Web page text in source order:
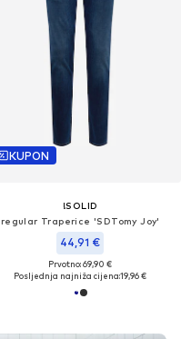
KUPON
!SOLID
regular Traperice 'SDTomy Joy'
44,91 €
Prvotno: 69,90 €
Posljednja najniža cijena:19,96 €